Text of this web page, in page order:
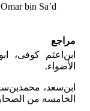
bin Sa’d
مراجع
الأضواء.
الخامسه من الصحابة 1، طائف: مکتبة